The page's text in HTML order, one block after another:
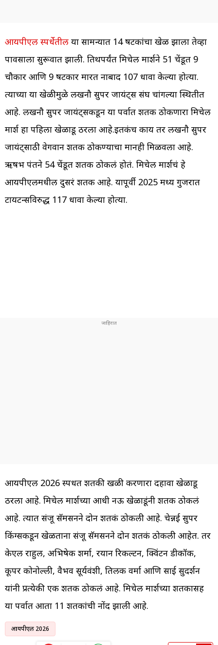
आयपीएल स्पर्धेतील या सामन्यात 14 षटकांचा खेळ झाला तेव्हा
पावसाला सुरूवात झाली. तिथपर्यंत मिचेल मार्शने 51 चेंडूत 9
चौकार आणि 9 षटकार मारत नाबाद 107 धावा केल्या होत्या.
त्याच्या या खेळीमुळे लखनौ सुपर जायंट्स संघ चांगल्या स्थितीत
आहे. लखनौ सुपर जायंट्सकडून या पर्वात शतक ठोकणारा मिचेल
मार्श हा पहिला खेळाडू ठरला आहे.इतकंच काय तर लखनौ सुपर
जायंट्साठी वेगवान शतक ठोकण्याचा मानही मिळवला आहे.
ऋषभ पंतने 54 चेंडूत शतक ठोकलं होतं. मिचेल मार्शचं हे
आयपीएलमधील दुसरं शतक आहे. यापूर्वी 2025 मध्य गुजरात
टायटन्सविरुद्ध 117 धावा केल्या होत्या.
आयपीएल 2026 स्पर्धेत शतकी खळी करणारा दहावा खेळाडू
ठरला आहे. मिचेल मार्शच्या आधी नऊ खेळाडूंनी शतक ठोकलं
आहे. त्यात संजू सॅमसनने दोन शतकं ठोकली आहे. चेन्नई सुपर
किंग्सकडून खेळताना संजू सॅमसनने दोन शतकं ठोकली आहेत. तर
केएल राहुल, अभिषेक शर्मा, रयान रिकल्टन, क्विंटन डीकॉक,
कूपर कोनोल्ली, वैभव सूर्यवंशी, तिलक वर्मा आणि साई सुदर्शन
यांनी प्रत्येकी एक शतक ठोकलं आहे. मिचेल मार्शच्या शतकासह
या पर्वात आता 11 शतकांची नोंद झाली आहे.
आयपीएल 2026